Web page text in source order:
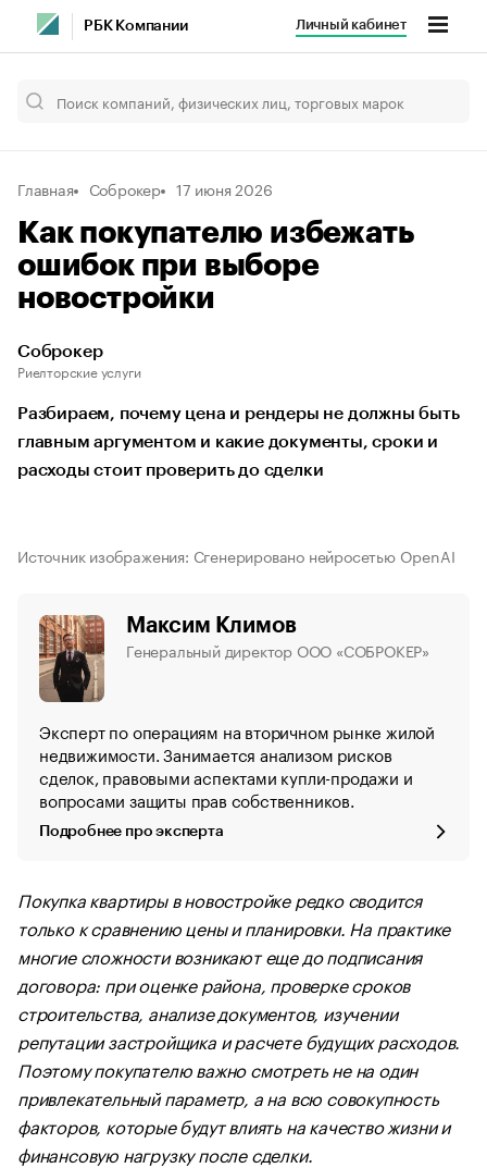
РБК Компании Личный кабинет
Главная Соброкер 17 июня 2026
Как покупателю избежать
ошибок при выборе
новостройки
Соброкер
Риелторские услуги
Разбираем, почему цена и рендеры не должны быть
главным аргументом и какие документы, сроки и
расходы стоит проверить до сделки
Источник изображения: Сгенерировано нейросетью OpenAI
Максим Климов
Генеральный директор ООО «СОБРОКЕР»
Эксперт по операциям на вторичном рынке жилой
недвижимости. Занимается анализом рисков
сделок, правовыми аспектами купли-продажи и
вопросами защиты прав собственников.
Подробнее про эксперта
Покупка квартиры в новостройке редко сводится
только к сравнению цены и планировки. На практике
многие сложности возникают еще до подписания
договора: при оценке района, проверке сроков
строительства, анализе документов, изучении
репутации застройщика и расчете будущих расходов.
Поэтому покупателю важно смотреть не на один
привлекательный параметр, а на всю совокупность
факторов, которые будут влиять на качество жизни и
финансовую нагрузку после сделки.